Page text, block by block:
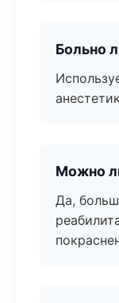
Больно
Можно
Да,